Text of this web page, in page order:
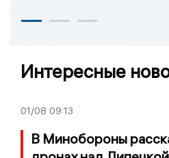
Интересные
01/08 09:13
В Минобороны